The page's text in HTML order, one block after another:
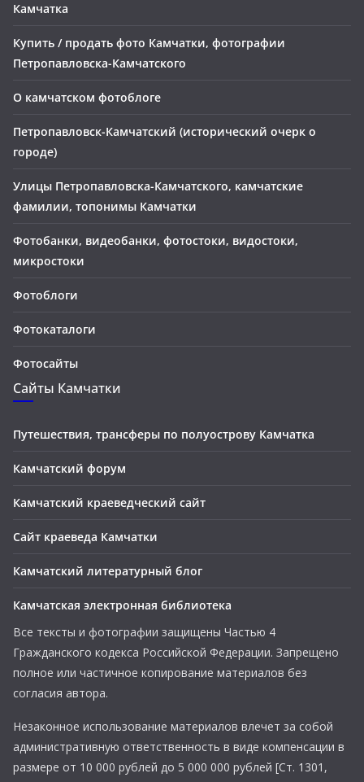
Камчатка
Купить / продать фото Камчатки, фотографии
Петропавловска-Камчатского
О камчатском фотоблоге
Петропавловск-Камчатский (исторический очерк о
городе)
Улицы Петропавловска-Камчатского, камчатские
фамилии, топонимы Камчатки
Фотобанки, видеобанки, фотостоки, видостоки,
микростоки
Фотоблоги
Фотокаталоги
Фотосайты
Сайты Камчатки
Путешествия, трансферы по полуострову Камчатка
Камчатский форум
Камчатский краеведческий сайт
Сайт краеведа Камчатки
Камчатский литературный блог
Камчатская электронная библиотека
Все тексты и фотографии защищены Частью 4
Гражданского кодекса Российской Федерации. Запрещено
полное или частичное копирование материалов без
согласия автора.
Незаконное использование материалов влечет за собой
административную ответственность в виде компенсации в
размере от 10 000 рублей до 5 000 000 рублей [Ст. 1301,